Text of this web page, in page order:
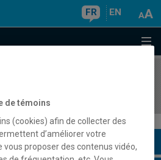
FR EN
de témoins
(cookies) afin de collecter des
d’améliorer votre
vous proposer des contenus vidéo,